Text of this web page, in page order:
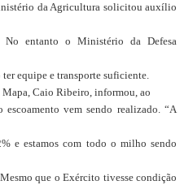
da Agricultura solicitou auxílio
No entanto o Ministério da Defesa
equipe e transporte suficiente.
Caio Ribeiro, informou, ao
vem sendo realizado. “A
e estamos com todo o milho sendo
que o Exército tivesse condição